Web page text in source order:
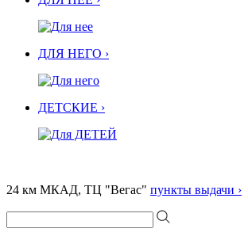
ДЛЯ НЕГО ›
ДЕТСКИЕ ›
24 км МКАД, ТЦ "Вегас" пункты выдачи ›